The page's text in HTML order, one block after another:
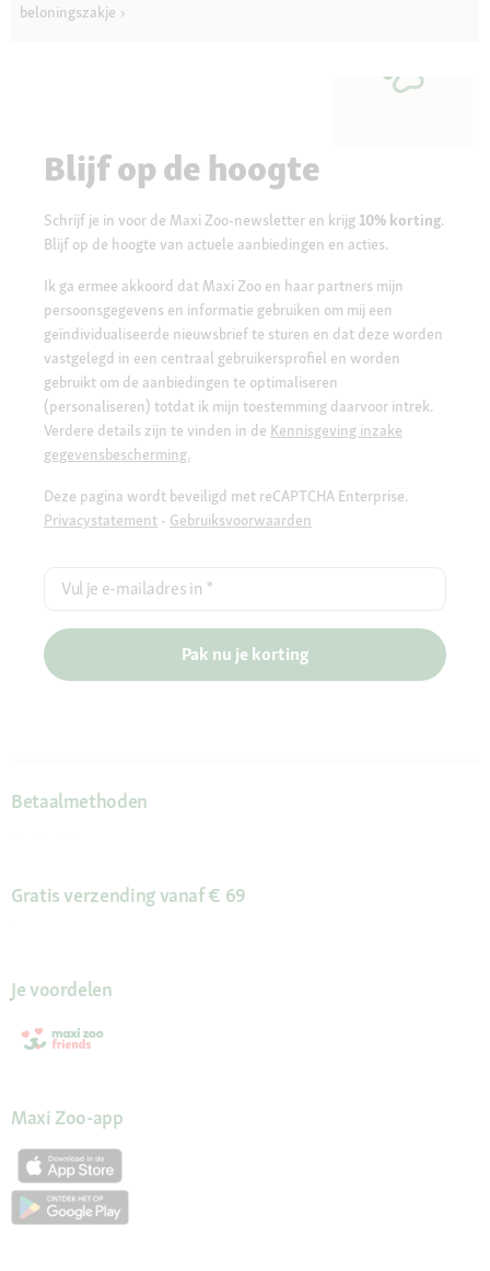
beloningszakje
Blijf op de hoogte
Schrijf je in voor de Maxi Zoo-newsletter en krijg 10% korting.
Blijf op de hoogte van actuele aanbiedingen en acties.
Ik ga ermee akkoord dat Maxi Zoo en haar partners mijn
persoonsgegevens en informatie gebruiken om mij een
geïndividualiseerde nieuwsbrief te sturen en dat deze worden
vastgelegd in een centraal gebruikersprofiel en worden
gebruikt om de aanbiedingen te optimaliseren
(personaliseren) totdat ik mijn toestemming daarvoor intrek.
Verdere details zijn te vinden in de Kennisgeving inzake
gegevensbescherming.
Deze pagina wordt beveiligd met reCAPTCHA Enterprise.
Privacystatement - Gebruiksvoorwaarden
Vul je e-mailadres in *
Pak nu je korting
Betaalmethoden
Gratis verzending vanaf € 69
Je voordelen
Maxi Zoo-app